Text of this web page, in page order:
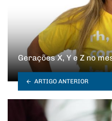
Gerações X, Y e Z no
ARTIGO ANTERIOR